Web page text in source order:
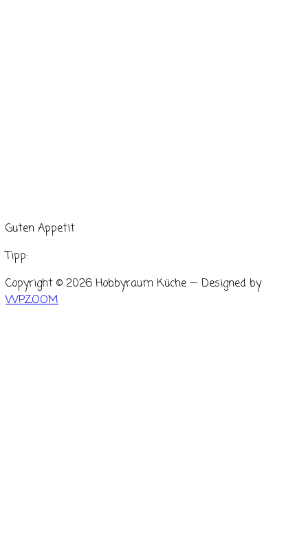
Guten Appetit
Tipp:
Copyright © 2026 Hobbyraum Küche — Designed by
WPZOOM